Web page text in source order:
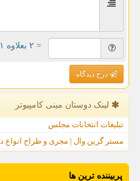
= ۲ بعلاوه ۱
درج دیدگاه
لینک دوستان مینی كامپیوتر
تبلیغات انتخابات مجلس
مستر گرین وال | مجری و طراح انواع
پربیننده ترین ها